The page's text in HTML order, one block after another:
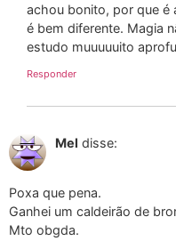
achou bonito, por que é
é bem diferente. Magia
estudo muuuuuito
Responder
Mel disse:
Poxa que pena.
Ganhei um caldeirão de
Mto obgda.